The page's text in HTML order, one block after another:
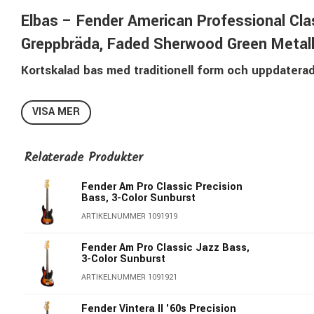
Elbas – Fender American Professional
Greppbräda, Faded Sherwood Green
Kortskalad bas med traditionell form och
med moderna lösningar. Kroppen är tillverkad i al och har en
fokuserat mellanregister och definierad ton, lämpad för både
Hals och spelkänsla
Halsen i lönn har en Modern “C”-profil och satinfinish.
medium jumbo-bandar samt vita dots. Mensurlängden är 30",
Elektronik och reglage
Basen har två volymkontroller – en för varje del av split-coil-
krets, som dämpar diskant utan att höja bas.
VISA MER
Relaterade Produkter
Fender Am Pro Classic Precision
Bass, 3-Color Sunburst
ARTIKELNUMMER 1091919
Fender Am Pro Classic Jazz Bass,
3-Color Sunburst
ARTIKELNUMMER 1091921
Fender Vintera II '60s Precision